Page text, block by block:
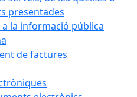
presentades
a la informació pública
de factures